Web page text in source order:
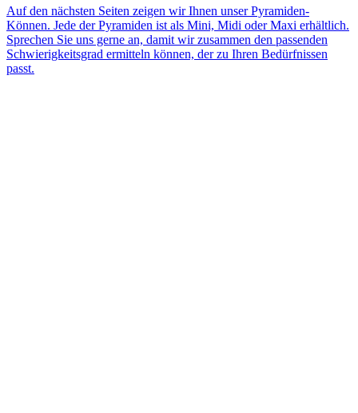
Auf den nächsten Seiten zeigen wir Ihnen unser Pyramiden-
Können. Jede der Pyramiden ist als Mini, Midi oder Maxi erhältlich.
Sprechen Sie uns gerne an, damit wir zusammen den passenden
Schwierigkeitsgrad ermitteln können, der zu Ihren Bedürfnissen
passt.